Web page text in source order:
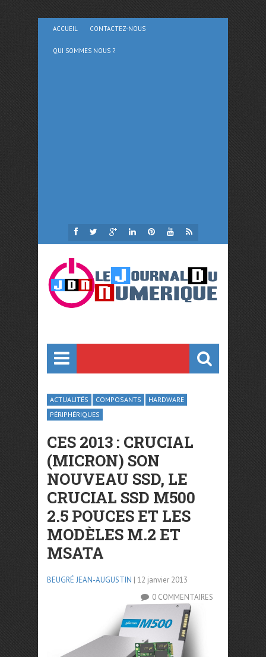
ACCUEIL CONTACTEZ-NOUS
QUI SOMMES NOUS ?
ACTUALITÉS COMPOSANTS
HARDWARE
PÉRIPHÉRIQUES
CES 2013 : CRUCIAL
(MICRON) SON
NOUVEAU SSD, LE
CRUCIAL SSD M500
2.5 POUCES ET LES
MODÈLES M.2 ET
MSATA
BEUGRÉ JEAN-AUGUSTIN | 12 janvier 2013
0 COMMENTAIRES